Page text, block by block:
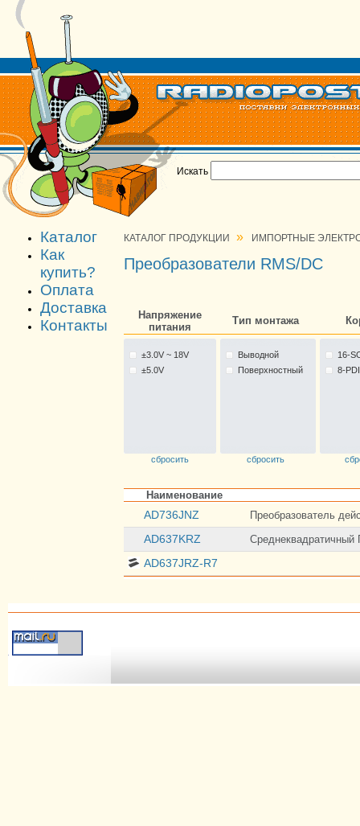
Искать
Каталог
Как
купить?
Оплата
Доставка
Контакты
КАТАЛОГ ПРОДУКЦИИ » ИМПОРТНЫЕ
Преобразователи RMS/DC
Напряжение
питания
Тип монтажа
±3.0V ~ 18V
±5.0V
Выводной
Поверхностный
16-
8-
сбросить сбросить
Наименование
AD736JNZ Преобразователь
AD637KRZ Среднеквадратичный
AD637JRZ-R7